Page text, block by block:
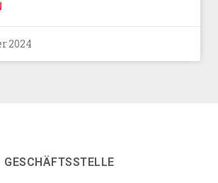
2024
GESCHÄFTSSTELLE